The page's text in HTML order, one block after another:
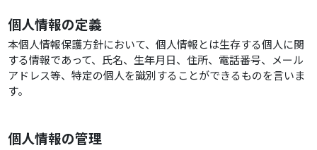
個人情報の定義
本個人情報保護方針において、個人情報とは生存する個人に関
する情報であって、氏名、生年月日、住所、電話番号、メール
アドレス等、特定の個人を識別することができるものを言いま
す。
個人情報の管理